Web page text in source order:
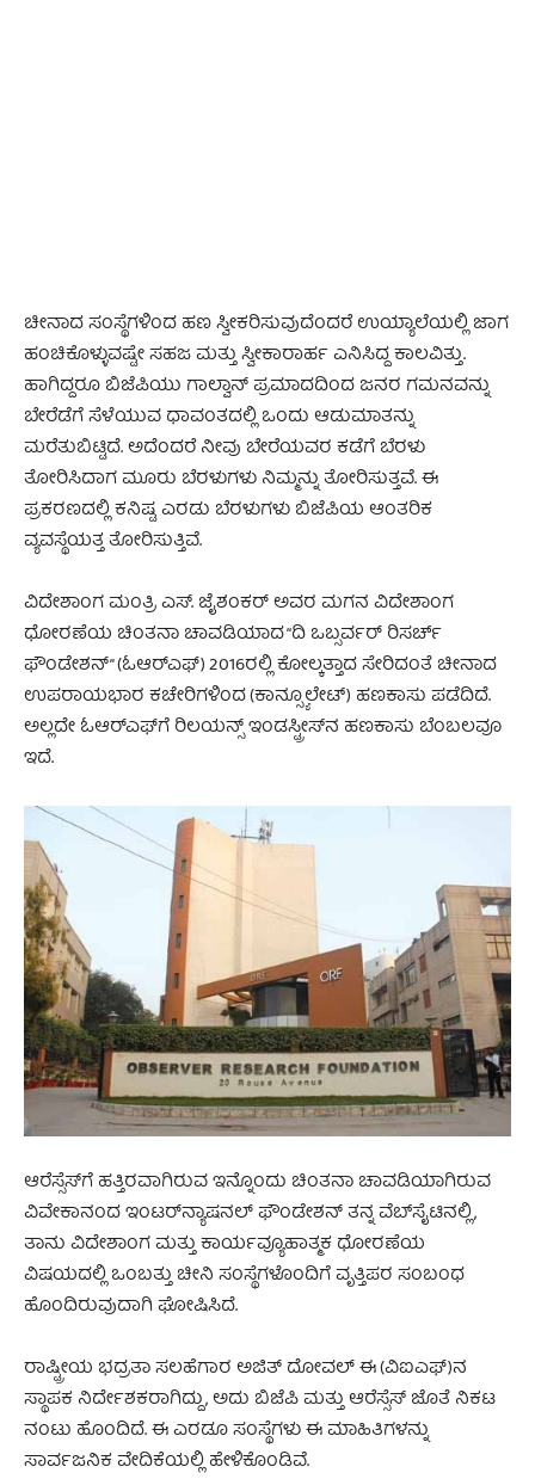
ಚೀನಾದ ಸಂಸ್ಥೆಗಳಿಂದ ಹಣ ಸ್ವೀಕರಿಸುವುದೆಂದರೆ ಉಯ್ಯಾಲೆಯಲ್ಲಿ ಜಾಗ
ಹಂಚಿಕೊಳ್ಳುವಷ್ಟೇ ಸಹಜ ಮತ್ತು ಸ್ವೀಕಾರಾರ್ಹ ಎನಿಸಿದ್ದ ಕಾಲವಿತ್ತು.
ಹಾಗಿದ್ದರೂ ಬಿಜೆಪಿಯು ಗಾಲ್ವಾನ್ ಪ್ರಮಾದದಿಂದ ಜನರ ಗಮನವನ್ನು
ಬೇರೆಡೆಗೆ ಸೆಳೆಯುವ ಧಾವಂತದಲ್ಲಿ ಒಂದು ಆಡುಮಾತನ್ನು
ಮರೆತುಬಿಟ್ಟಿದೆ. ಅದೆಂದರೆ ನೀವು ಬೇರೆಯವರ ಕಡೆಗೆ ಬೆರಳು
ತೋರಿಸಿದಾಗ ಮೂರು ಬೆರಳುಗಳು ನಿಮ್ಮನ್ನು ತೋರಿಸುತ್ತವೆ. ಈ
ಪ್ರಕರಣದಲ್ಲಿ ಕನಿಷ್ಟ ಎರಡು ಬೆರಳುಗಳು ಬಿಜೆಪಿಯ ಆಂತರಿಕ
ವ್ಯವಸ್ಥೆಯತ್ತ ತೋರಿಸುತ್ತಿವೆ.
ವಿದೇಶಾಂಗ ಮಂತ್ರಿ ಎಸ್. ಜೈಶಂಕರ್ ಅವರ ಮಗನ ವಿದೇಶಾಂಗ
ಧೋರಣೆಯ ಚಿಂತನಾ ಚಾವಡಿಯಾದ “ದಿ ಒಬ್ಸರ್ವರ್ ರಿಸರ್ಚ್
ಫೌಂಡೇಶನ್” (ಓಆರ್‌ಎಫ್) 2016ರಲ್ಲಿ ಕೋಲ್ಕತ್ತಾದ ಸೇರಿದಂತೆ ಚೀನಾದ
ಉಪರಾಯಭಾರ ಕಚೇರಿಗಳಿಂದ (ಕಾನ್ಸ್ಯೂಲೇಟ್) ಹಣಕಾಸು ಪಡೆದಿದೆ.
ಅಲ್ಲದೇ ಓಆರ್‌ಎಫ್‌ಗೆ ರಿಲಯನ್ಸ್ ಇಂಡಸ್ಟ್ರೀಸ್‌ನ ಹಣಕಾಸು ಬೆಂಬಲವೂ
ಇದೆ.
ಆರೆಸ್ಸೆಸ್‌ಗೆ ಹತ್ತಿರವಾಗಿರುವ ಇನ್ನೊಂದು ಚಿಂತನಾ ಚಾವಡಿಯಾಗಿರುವ
ವಿವೇಕಾನಂದ ಇಂಟರ್‌ನ್ಯಾಷನಲ್ ಫೌಂಡೇಶನ್ ತನ್ನ ವೆಬ್‌ಸೈಟಿನಲ್ಲಿ,
ತಾನು ವಿದೇಶಾಂಗ ಮತ್ತು ಕಾರ್ಯವ್ಯೂಹಾತ್ಮಕ ಧೋರಣೆಯ
ವಿಷಯದಲ್ಲಿ ಒಂಬತ್ತು ಚೀನಿ ಸಂಸ್ಥೆಗಳೊಂದಿಗೆ ವೃತ್ತಿಪರ ಸಂಬಂಧ
ಹೊಂದಿರುವುದಾಗಿ ಘೋಷಿಸಿದೆ.
ರಾಷ್ಟ್ರೀಯ ಭದ್ರತಾ ಸಲಹೆಗಾರ ಅಜಿತ್ ದೋವಲ್ ಈ (ವಿಐಎಫ್)ನ
ಸ್ಥಾಪಕ ನಿರ್ದೇಶಕರಾಗಿದ್ದು, ಅದು ಬಿಜೆಪಿ ಮತ್ತು ಆರೆಸ್ಸೆಸ್ ಜೊತೆ ನಿಕಟ
ನಂಟು ಹೊಂದಿದೆ. ಈ ಎರಡೂ ಸಂಸ್ಥೆಗಳು ಈ ಮಾಹಿತಿಗಳನ್ನು
ಸಾರ್ವಜನಿಕ ವೇದಿಕೆಯಲ್ಲಿ ಹೇಳಿಕೊಂಡಿವೆ.